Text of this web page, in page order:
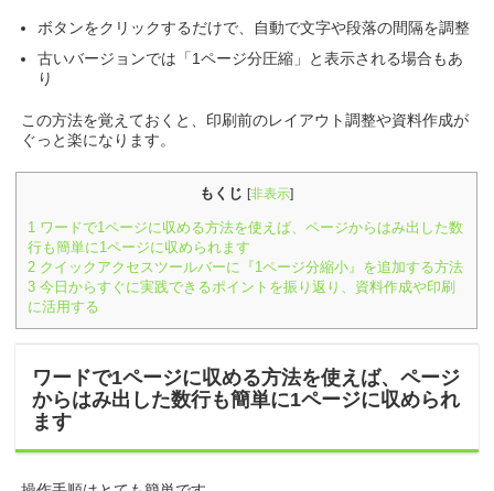
ボタンをクリックするだけで、自動で文字や段落の間隔を調整
古いバージョンでは「1ページ分圧縮」と表示される場合もあ
り
この方法を覚えておくと、印刷前のレイアウト調整や資料作成が
ぐっと楽になります。
もくじ [非表示]
1 ワードで1ページに収める方法を使えば、ページからはみ出した数
行も簡単に1ページに収められます
2 クイックアクセスツールバーに『1ページ分縮小』を追加する方法
3 今日からすぐに実践できるポイントを振り返り、資料作成や印刷
に活用する
ワードで1ページに収める方法を使えば、ページ
からはみ出した数行も簡単に1ページに収められ
ます